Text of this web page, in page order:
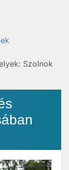
Szolnok